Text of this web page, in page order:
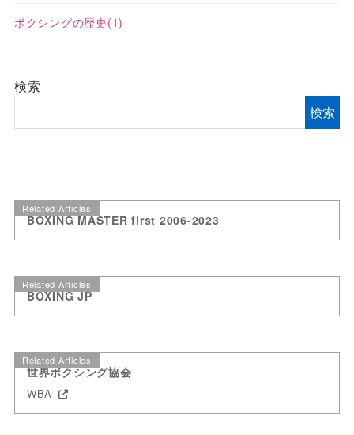
ボクシングの歴史 (1)
検索
検索
Related Articles
BOXING MASTER first 2006-2023
Related Articles
BOXING JP
Related Articles
世界ボクシング協会
WBA